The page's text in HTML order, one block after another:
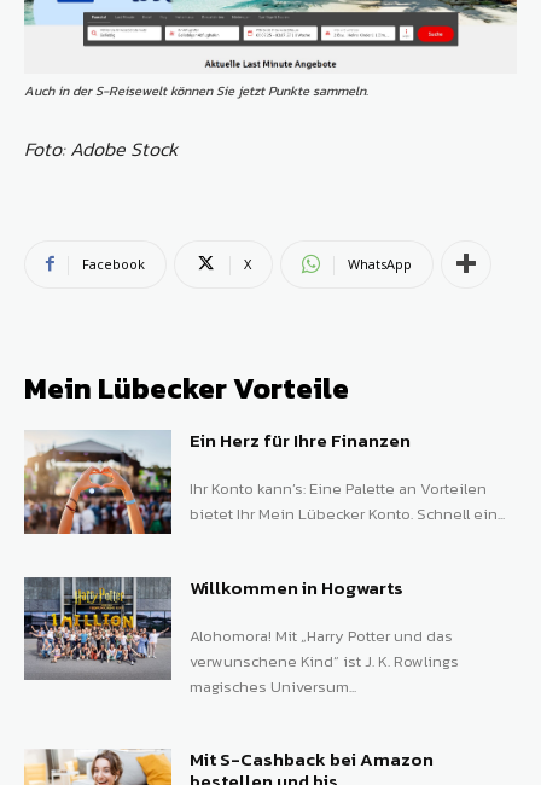
Auch in der S-Reisewelt können Sie jetzt Punkte sammeln.
Foto: Adobe Stock
Facebook X WhatsApp
Mein Lübecker Vorteile
Ein Herz für Ihre Finanzen
Ihr Konto kann’s: Eine Palette an Vorteilen
bietet Ihr Mein Lübecker Konto. Schnell ein...
Willkommen in Hogwarts
Alohomora! Mit „Harry Potter und das
verwunschene Kind“ ist J. K. Rowlings
magisches Universum...
Mit S-Cashback bei Amazon